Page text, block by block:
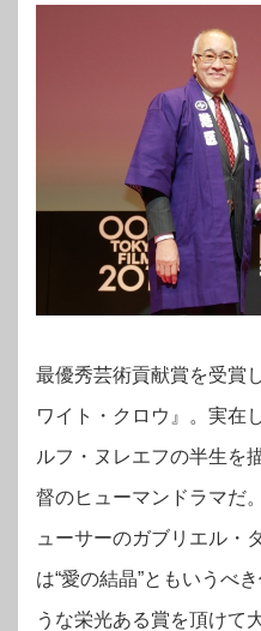
最優秀芸術貢献賞を受賞
ワイト・クロウ』。実在
ルフ・ヌレエフの半生を
督のヒューマンドラマだ
ューサーのガブリエル・
は“愛の結晶”ともいうべ
うな栄光ある賞を頂けて